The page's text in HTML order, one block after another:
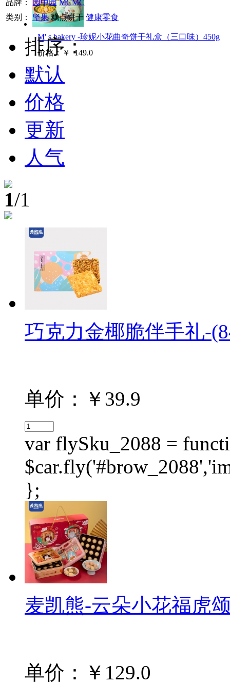
M' s bakery -珍妮小花曲奇饼干礼盒（三口味）450g
价格： ￥ 149.0
品牌： 园中园 MCMC
类别：
坚果 糕点饼干 健康零食
排序：
默认
价格
更新
人气
1/1
巧克力金椰脆伴手礼-
单价：￥39.9
var flySku_2088 =
};
麦凯熊-云朵小花福虎
单价：￥129.0